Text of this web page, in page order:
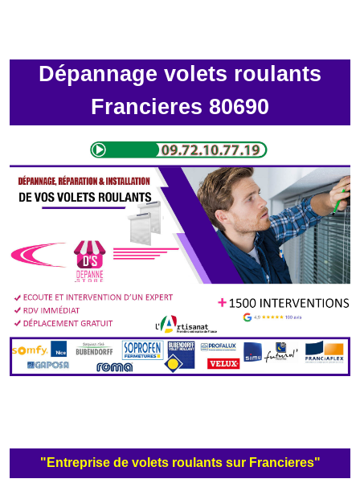
Dépannage volets roulants
Francieres 80690
"Entreprise de volets roulants sur Francieres"